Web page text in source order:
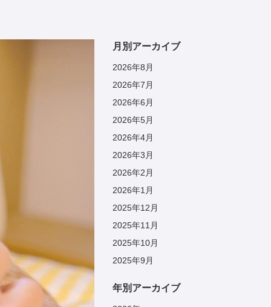
月別アーカイブ
2026年8月
2026年7月
2026年6月
2026年5月
2026年4月
2026年3月
2026年2月
2026年1月
2025年12月
2025年11月
2025年10月
2025年9月
年別アーカイブ